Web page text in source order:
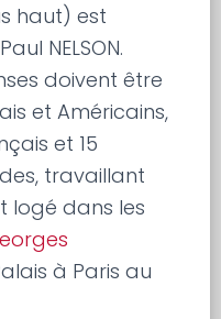
haut) est
NELSON.
doivent être
et Américains,
et 15
travaillant
logé dans les
à Paris au